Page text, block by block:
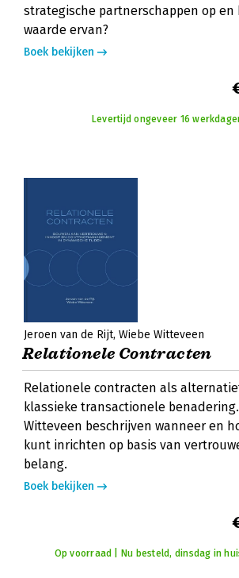
strategische partnerschappen op en
waarde ervan?
Boek bekijken
Levertijd ongeveer 16
Jeroen van de Rijt Wiebe Witteveen
Relationele Contracten
Relationele contracten als
klassieke transactionele
Witteveen beschrijven wanneer en
kunt inrichten op basis van
belang.
Boek bekijken
Op voorraad | Nu besteld, dinsdag in